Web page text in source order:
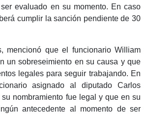
evaluado en su momento. En caso
cumplir la sanción pendiente de 30
mencionó que el funcionario William
un sobreseimiento en su causa y que
legales para seguir trabajando. En
asignado al diputado Carlos
nombramiento fue legal y que en su
antecedente al momento de ser